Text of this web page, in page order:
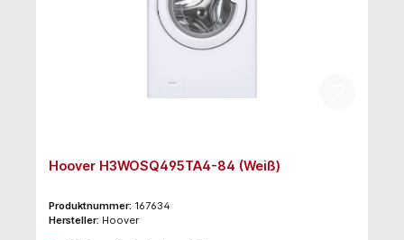
Hoover H3WOSQ495TA4-84 (Weiß)
Produktnummer: 167634
Hersteller: Hoover